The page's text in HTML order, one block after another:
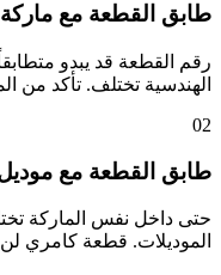
طابق القطعة مع ماركة
رقم القطعة قد يبدو
الهندسية تختلف. تأكد من
02
طابق القطعة مع
حتى داخل نفس الماركة
الموديلات. قطعة كامري